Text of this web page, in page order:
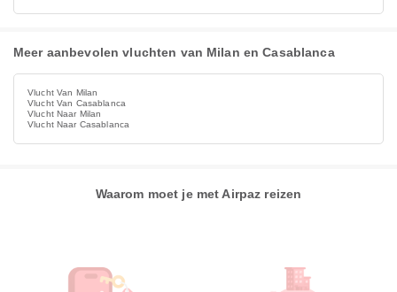
Meer aanbevolen vluchten van Milan en Casablanca
Vlucht Van Milan
Vlucht Van Casablanca
Vlucht Naar Milan
Vlucht Naar Casablanca
Waarom moet je met Airpaz reizen